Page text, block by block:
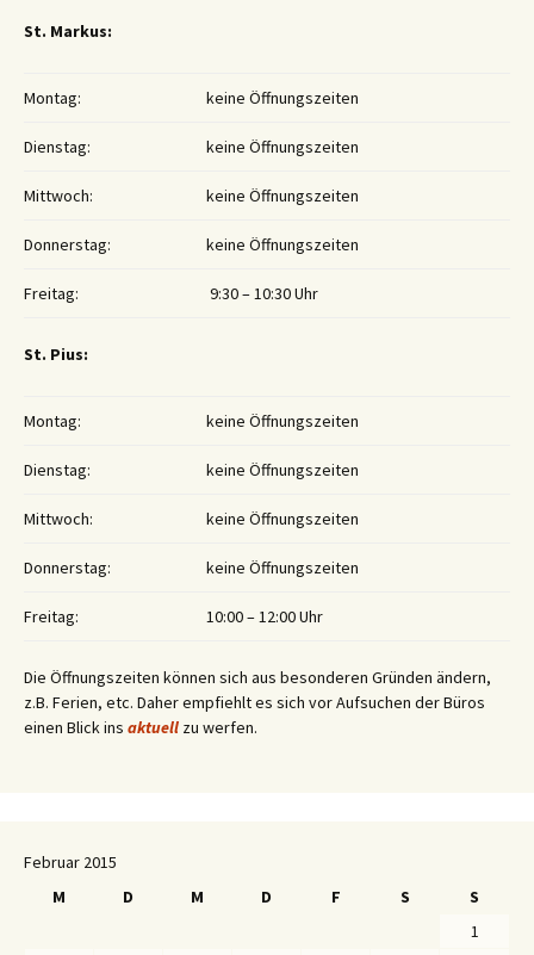
St. Markus:
Montag: keine Öffnungszeiten
Dienstag: keine Öffnungszeiten
Mittwoch: keine Öffnungszeiten
Donnerstag: keine Öffnungszeiten
Freitag: 9:30 – 10:30 Uhr
St. Pius:
Montag: keine Öffnungszeiten
Dienstag: keine Öffnungszeiten
Mittwoch: keine Öffnungszeiten
Donnerstag: keine Öffnungszeiten
Freitag: 10:00 – 12:00 Uhr
Die Öffnungszeiten können sich aus besonderen Gründen ändern,
z.B. Ferien, etc. Daher empfiehlt es sich vor Aufsuchen der Büros
einen Blick ins aktuell zu werfen.
Februar 2015
M
D M D F S
S
1